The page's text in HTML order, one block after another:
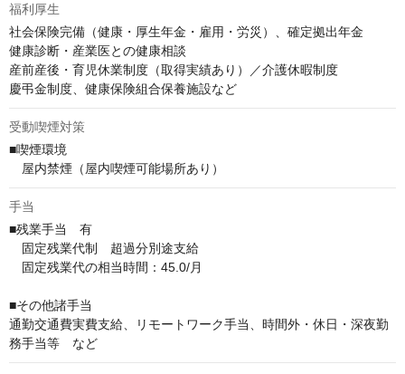
福利厚生
社会保険完備（健康・厚生年金・雇用・労災）、確定拠出年金
健康診断・産業医との健康相談
産前産後・育児休業制度（取得実績あり）／介護休暇制度
慶弔金制度、健康保険組合保養施設など
受動喫煙対策
■喫煙環境
屋内禁煙（屋内喫煙可能場所あり）
手当
■残業手当　有
固定残業代制　超過分別途支給
固定残業代の相当時間：45.0/月
■その他諸手当
通勤交通費実費支給、リモートワーク手当、時間外・休日・深夜勤
務手当等　など